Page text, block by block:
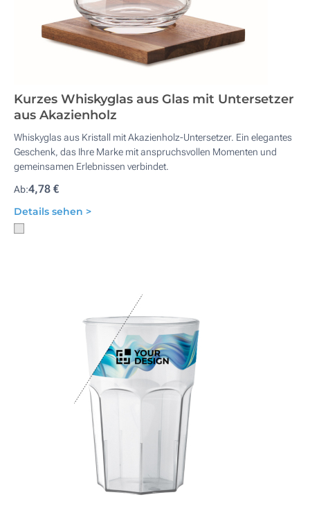
Kurzes Whiskyglas aus Glas mit Untersetzer
aus Akazienholz
Whiskyglas aus Kristall mit Akazienholz-Untersetzer. Ein elegantes
Geschenk, das Ihre Marke mit anspruchsvollen Momenten und
gemeinsamen Erlebnissen verbindet.
Ab:4,78 €
Details sehen >